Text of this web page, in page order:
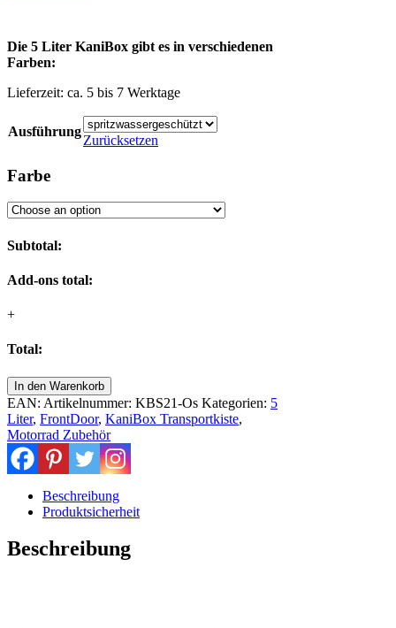
Die 5 Liter KaniBox gibt es in verschiedenen
Farben:
Lieferzeit: ca. 5 bis 7 Werktage
Ausführung
Zurücksetzen
Farbe
Subtotal:
Add-ons total:
+
Total:
kleiner
umgebauter
Benzinkanister
als
Seitenkoffer
in
verschiedenen
Farben
Menge
In den Warenkorb
EAN: Artikelnummer: KBS21-Os Kategorien: 5
Liter, FrontDoor, KaniBox Transportkiste,
Motorrad Zubehör
Beschreibung
Produktsicherheit
Beschreibung